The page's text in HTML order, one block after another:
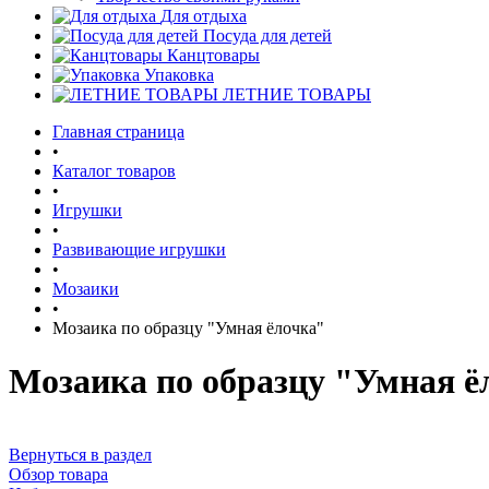
Для отдыха
Посуда для детей
Канцтовары
Упаковка
ЛЕТНИЕ ТОВАРЫ
Главная страница
•
Каталог товаров
•
Игрушки
•
Развивающие игрушки
•
Мозаики
•
Мозаика по образцу "Умная ёлочка"
Мозаика по образцу "Умная
Вернуться в раздел
Обзор товара